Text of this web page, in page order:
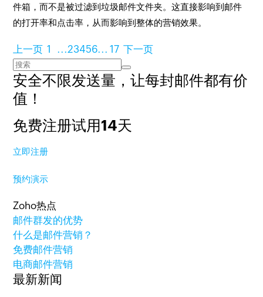
件箱，而不是被过滤到垃圾邮件文件夹。这直接影响到邮件
的打开率和点击率，从而影响到整体的营销效果。
上一页1 ...23456... 17 下一页
安全不限发送量，让每封邮件都有价
值！
免费注册试用14天
立即注册
预约演示
Zoho热点
邮件群发的优势
什么是邮件营销？
免费邮件营销
电商邮件营销
最新新闻